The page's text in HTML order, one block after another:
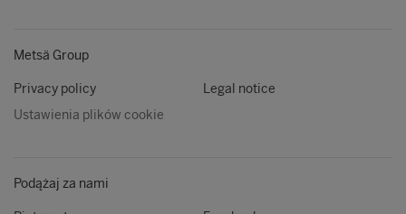
Metsä Group
Privacy policy
Legal notice
Ustawienia plików cookie
Podążaj za nami